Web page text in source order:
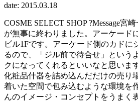
date: 2015.03.18
COSME SELECT SHOP ?Message宮
が無事に終わりました。アーケード
ビル1Fです。アーケード側のカド
るので、「ジル前で待合せ」という
クになってくれるといいなと思います
化粧品什器を詰め込んだだけの売り
着いた空間で包み込むような環境を
んのイメージ・コンセプトをうまく